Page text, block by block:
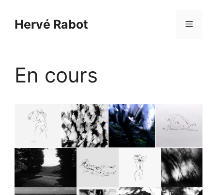
contenuHervé Rabot Menu
En cours